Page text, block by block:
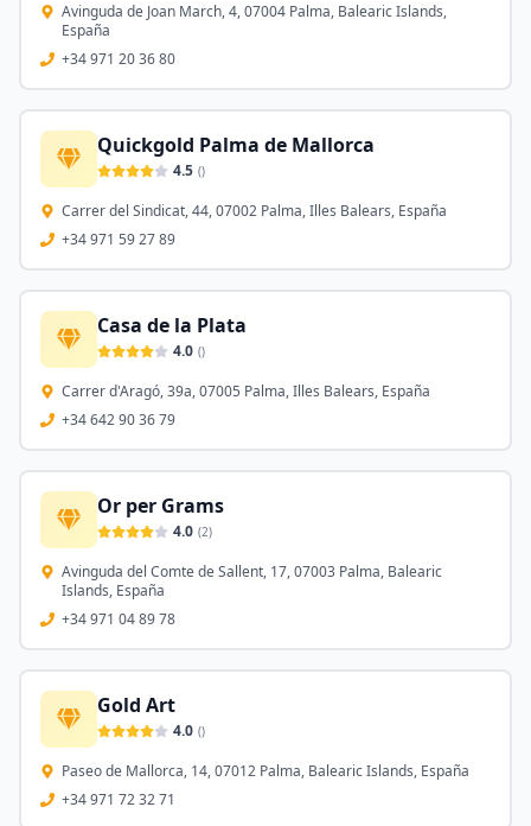
Avinguda de Joan March, 4, 07004 Palma, Balearic Islands,
España
+34 971 20 36 80
Quickgold Palma de Mallorca
4.5 ()
Carrer del Sindicat, 44, 07002 Palma, Illes Balears, España
+34 971 59 27 89
Casa de la Plata
4.0 ()
Carrer d'Aragó, 39a, 07005 Palma, Illes Balears, España
+34 642 90 36 79
Or per Grams
4.0 (2)
Avinguda del Comte de Sallent, 17, 07003 Palma, Balearic
Islands, España
+34 971 04 89 78
Gold Art
4.0 ()
Paseo de Mallorca, 14, 07012 Palma, Balearic Islands, España
+34 971 72 32 71